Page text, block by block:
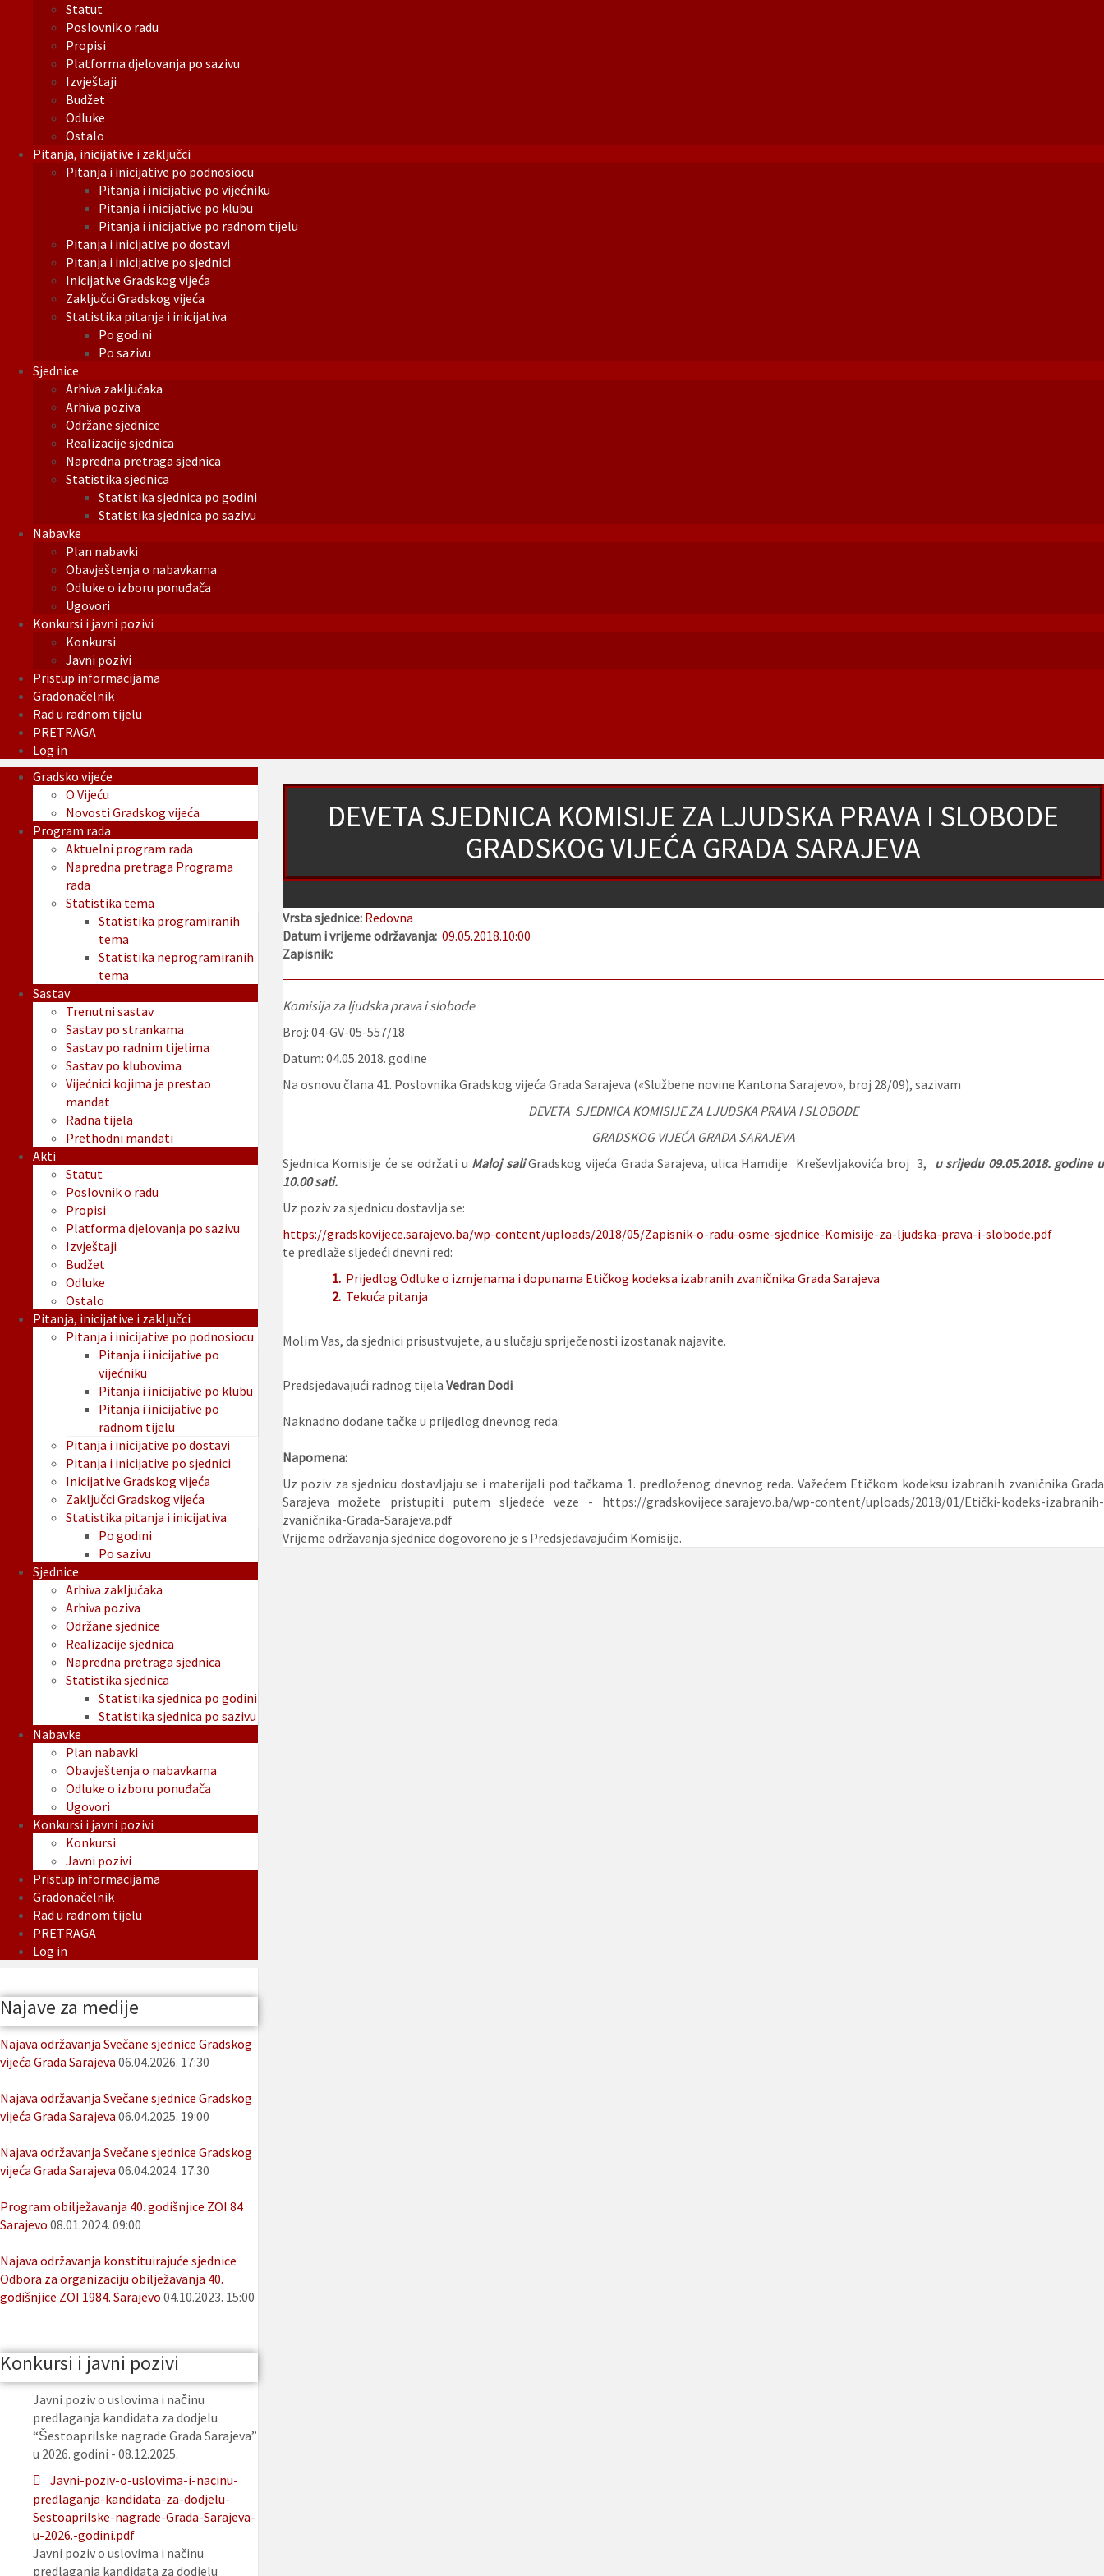
Statut
Poslovnik o radu
Propisi
Platforma djelovanja po sazivu
Izvještaji
Budžet
Odluke
Ostalo
Pitanja, inicijative i zaključci
Pitanja i inicijative po podnosiocu
Pitanja i inicijative po vijećniku
Pitanja i inicijative po klubu
Pitanja i inicijative po radnom tijelu
Pitanja i inicijative po dostavi
Pitanja i inicijative po sjednici
Inicijative Gradskog vijeća
Zaključci Gradskog vijeća
Statistika pitanja i inicijativa
Po godini
Po sazivu
Sjednice
Arhiva zaključaka
Arhiva poziva
Održane sjednice
Realizacije sjednica
Napredna pretraga sjednica
Statistika sjednica
Statistika sjednica po godini
Statistika sjednica po sazivu
Nabavke
Plan nabavki
Obavještenja o nabavkama
Odluke o izboru ponuđača
Ugovori
Konkursi i javni pozivi
Konkursi
Javni pozivi
Pristup informacijama
Gradonačelnik
Rad u radnom tijelu
PRETRAGA
Log in
DEVETA SJEDNICA KOMISIJE ZA LJUDSKA PRAVA I SLOBODE
GRADSKOG VIJEĆA GRADA SARAJEVA
Vrsta sjednice: Redovna
Datum i vrijeme održavanja: 09.05.2018.10:00
Zapisnik:
Komisija za ljudska prava i slobode
Broj: 04-GV-05-557/18
Datum: 04.05.2018. godine
Na osnovu člana 41. Poslovnika Gradskog vijeća Grada Sarajeva («Službene novine Kantona Sarajevo», broj 28/09), sazivam
DEVETA SJEDNICA KOMISIJE ZA LJUDSKA PRAVA I SLOBODE
GRADSKOG VIJEĆA GRADA SARAJEVA
Sjednica Komisije će se održati u Maloj saliGradskog vijeća Grada Sarajeva, ulica Hamdije Kreševljakovića broj 3, u srijedu 09.05.2018. godine u
10.00 sati.
Uz poziv za sjednicu dostavlja se:
https://gradskovijece.sarajevo.ba/wp-content/uploads/2018/05/Zapisnik-o-radu-osme-sjednice-Komisije-za-ljudska-prava-i-slobode.pdf
te predlaže sljedeći dnevni red:
1. Prijedlog Odluke o izmjenama i dopunama Etičkog kodeksa izabranih zvaničnika Grada Sarajeva
2. Tekuća pitanja
Molim Vas, da sjednici prisustvujete, a u slučaju spriječenosti izostanak najavite.
Predsjedavajući radnog tijela Vedran Dodi
Naknadno dodane tačke u prijedlog dnevnog reda:
Napomena:
Uz poziv za sjednicu dostavljaju se i materijali pod tačkama 1. predloženog dnevnog reda. Važećem Etičkom kodeksu izabranih zvaničnika Grada
Sarajeva možete pristupiti putem sljedeće veze - https://gradskovijece.sarajevo.ba/wp-content/uploads/2018/01/Etički-kodeks-izabranih-
zvaničnika-Grada-Sarajeva.pdf
Vrijeme održavanja sjednice dogovoreno je s Predsjedavajućim Komisije.
Gradsko vijeće
O Vijeću
Novosti Gradskog vijeća
Program rada
Aktuelni program rada
Napredna pretraga Programa
rada
Statistika tema
Statistika programiranih
tema
Statistika neprogramiranih
tema
Sastav
Trenutni sastav
Sastav po strankama
Sastav po radnim tijelima
Sastav po klubovima
Vijećnici kojima je prestao
mandat
Radna tijela
Prethodni mandati
Akti
Statut
Poslovnik o radu
Propisi
Platforma djelovanja po sazivu
Izvještaji
Budžet
Odluke
Ostalo
Pitanja, inicijative i zaključci
Pitanja i inicijative po podnosiocu
Pitanja i inicijative po
vijećniku
Pitanja i inicijative po klubu
Pitanja i inicijative po
radnom tijelu
Pitanja i inicijative po dostavi
Pitanja i inicijative po sjednici
Inicijative Gradskog vijeća
Zaključci Gradskog vijeća
Statistika pitanja i inicijativa
Po godini
Po sazivu
Sjednice
Arhiva zaključaka
Arhiva poziva
Održane sjednice
Realizacije sjednica
Napredna pretraga sjednica
Statistika sjednica
Statistika sjednica po godini
Statistika sjednica po sazivu
Nabavke
Plan nabavki
Obavještenja o nabavkama
Odluke o izboru ponuđača
Ugovori
Konkursi i javni pozivi
Konkursi
Javni pozivi
Pristup informacijama
Gradonačelnik
Rad u radnom tijelu
PRETRAGA
Log in
Najave za medije
Najava održavanja Svečane sjednice Gradskog
vijeća Grada Sarajeva 06.04.2026. 17:30
Najava održavanja Svečane sjednice Gradskog
vijeća Grada Sarajeva 06.04.2025. 19:00
Najava održavanja Svečane sjednice Gradskog
vijeća Grada Sarajeva 06.04.2024. 17:30
Program obilježavanja 40. godišnjice ZOI 84
Sarajevo 08.01.2024. 09:00
Najava održavanja konstituirajuće sjednice
Odbora za organizaciju obilježavanja 40.
godišnjice ZOI 1984. Sarajevo 04.10.2023. 15:00
Konkursi i javni pozivi
Javni poziv o uslovima i načinu
predlaganja kandidata za dodjelu
“Šestoaprilske nagrade Grada Sarajeva”
u 2026. godini - 08.12.2025.
Javni-poziv-o-uslovima-i-nacinu-
predlaganja-kandidata-za-dodjelu-
Sestoaprilske-nagrade-Grada-Sarajeva-
u-2026.-godini.pdf
Javni poziv o uslovima i načinu
predlaganja kandidata za dodjelu